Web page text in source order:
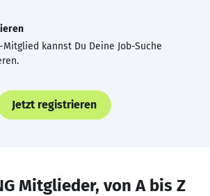
kannst Du Deine Job-Suche
Jetzt registrieren
Mitglieder, von A bis Z